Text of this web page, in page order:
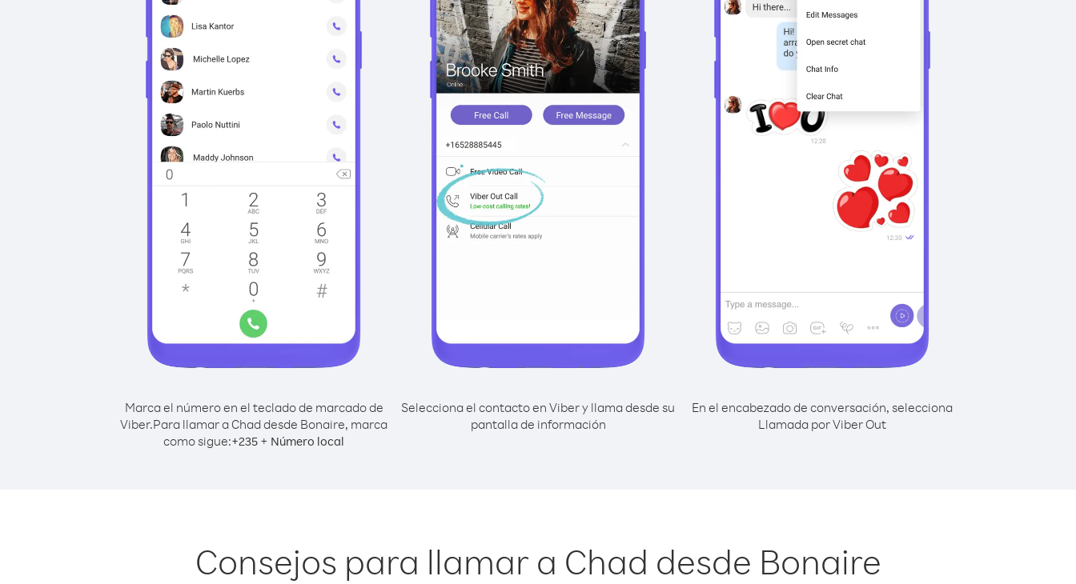
Marca el número en el teclado de marcado de
Viber.Para llamar a Chad desde Bonaire, marca
como sigue:+235 + Número local
Selecciona el contacto en Viber y llama desde su
pantalla de información
En el encabezado de conversación, selecciona
Llamada por Viber Out
Consejos para llamar a Chad desde Bonaire